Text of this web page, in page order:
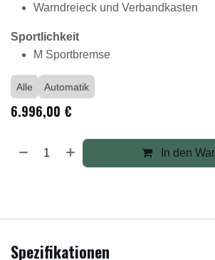
Warndreieck und Verbandkasten
Sportlichkeit
M Sportbremse
Alle Automatik
6.996,00 €
In den
Spezifikationen